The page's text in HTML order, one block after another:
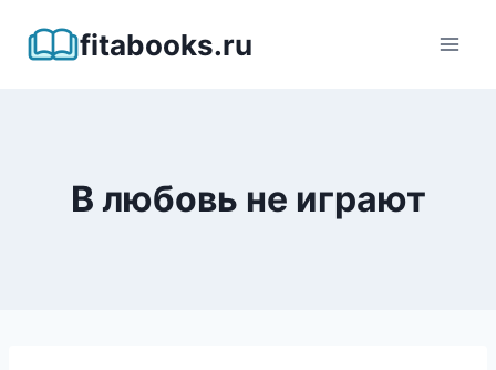
fitabooks.ru
В любовь не играют